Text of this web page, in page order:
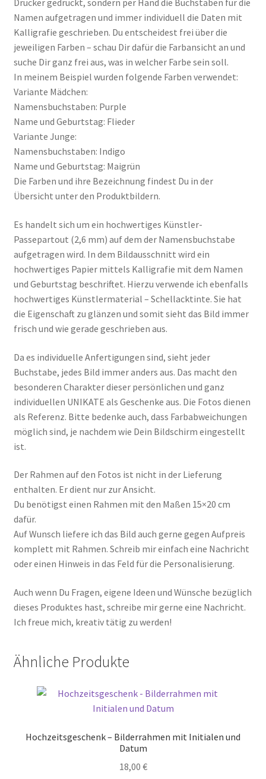
Drucker gedruckt, sondern per Hand die Buchstaben für die
Namen aufgetragen und immer individuell die Daten mit
Kalligrafie geschrieben. Du entscheidest frei über die
jeweiligen Farben – schau Dir dafür die Farbansicht an und
suche Dir ganz frei aus, was in welcher Farbe sein soll.
In meinem Beispiel wurden folgende Farben verwendet:
Variante Mädchen:
Namensbuchstaben: Purple
Name und Geburtstag: Flieder
Variante Junge:
Namensbuchstaben: Indigo
Name und Geburtstag: Maigrün
Die Farben und ihre Bezeichnung findest Du in der
Übersicht unter den Produktbildern.
Es handelt sich um ein hochwertiges Künstler-
Passepartout (2,6 mm) auf dem der Namensbuchstabe
aufgetragen wird. In dem Bildausschnitt wird ein
hochwertiges Papier mittels Kalligrafie mit dem Namen
und Geburtstag beschriftet. Hierzu verwende ich ebenfalls
hochwertiges Künstlermaterial – Schellacktinte. Sie hat
die Eigenschaft zu glänzen und somit sieht das Bild immer
frisch und wie gerade geschrieben aus.
Da es individuelle Anfertigungen sind, sieht jeder
Buchstabe, jedes Bild immer anders aus. Das macht den
besonderen Charakter dieser persönlichen und ganz
individuellen UNIKATE als Geschenke aus. Die Fotos dienen
als Referenz. Bitte bedenke auch, dass Farbabweichungen
möglich sind, je nachdem wie Dein Bildschirm eingestellt
ist.
Der Rahmen auf den Fotos ist nicht in der Lieferung
enthalten. Er dient nur zur Ansicht.
Du benötigst einen Rahmen mit den Maßen 15×20 cm
dafür.
Auf Wunsch liefere ich das Bild auch gerne gegen Aufpreis
komplett mit Rahmen. Schreib mir einfach eine Nachricht
oder einen Hinweis in das Feld für die Personalisierung.
Auch wenn Du Fragen, eigene Ideen und Wünsche bezüglich
dieses Produktes hast, schreibe mir gerne eine Nachricht.
Ich freue mich, kreativ tätig zu werden!
Ähnliche Produkte
Hochzeitsgeschenk – Bilderrahmen mit Initialen und
Datum
18,00 €